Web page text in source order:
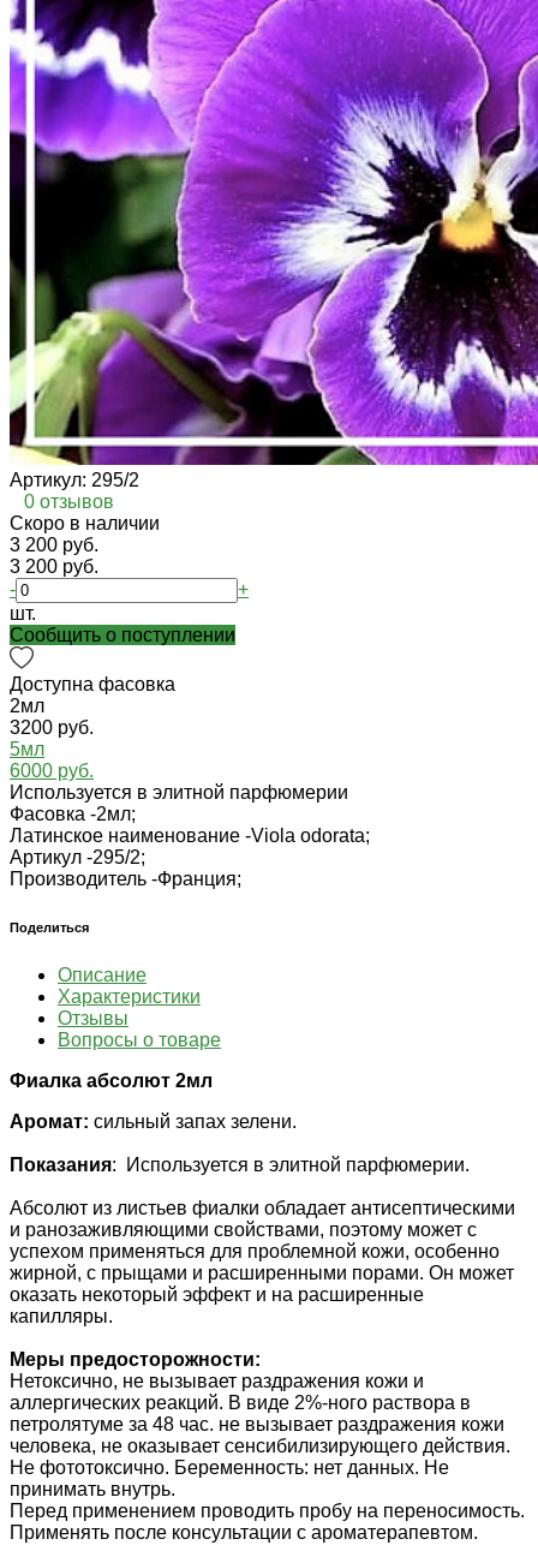
Артикул: 295/2
0 отзывов
Cкоро в наличии
3 200 руб.
3 200 руб.
-
+
шт.
Cообщить о поступлении
Доступна фасовка
2мл
3200 руб.
5мл
6000 руб.
Используется в элитной парфюмерии
Фасовка -2мл;
Латинское наименование -Viola odorata;
Артикул -295/2;
Производитель -Франция;
Поделиться
Описание
Характеристики
Отзывы
Вопросы о товаре
Фиалка абсолют 2мл
Аромат: сильный запах зелени.
Показания: Используется в элитной парфюмерии.
Абсолют из листьев фиалки обладает антисептическими
и ранозаживляющими свойствами, поэтому может с
успехом применяться для проблемной кожи, особенно
жирной, с прыщами и расширенными порами. Он может
оказать некоторый эффект и на расширенные
капилляры.
Меры предосторожности:
Нетоксично, не вызывает раздражения кожи и
аллергических реакций. В виде 2%-ного раствора в
петролятуме за 48 час. не вызывает раздражения кожи
человека, не оказывает сенсибилизирующего действия.
Не фототоксично. Беременность: нет данных. Не
принимать внутрь.
Перед применением проводить пробу на переносимость.
Применять после консультации с ароматерапевтом.